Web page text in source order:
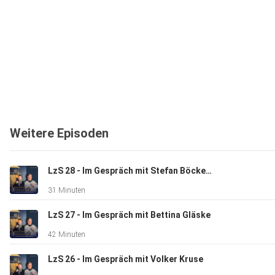
Weitere Episoden
LzS 28 - Im Gespräch mit Stefan Böcker & David Pommerening
31 Minuten
LzS 27 - Im Gespräch mit Bettina Gläske
42 Minuten
LzS 26 - Im Gespräch mit Volker Kruse